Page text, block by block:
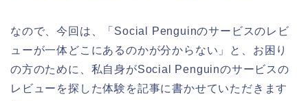
なので、今回は、「Social Penguinのサービスのレビ
ューが一体どこにあるのかが分からない」と、お困り
の方のために、私自身がSocial Penguinのサービスの
レビューを探した体験を記事に書かせていただきます